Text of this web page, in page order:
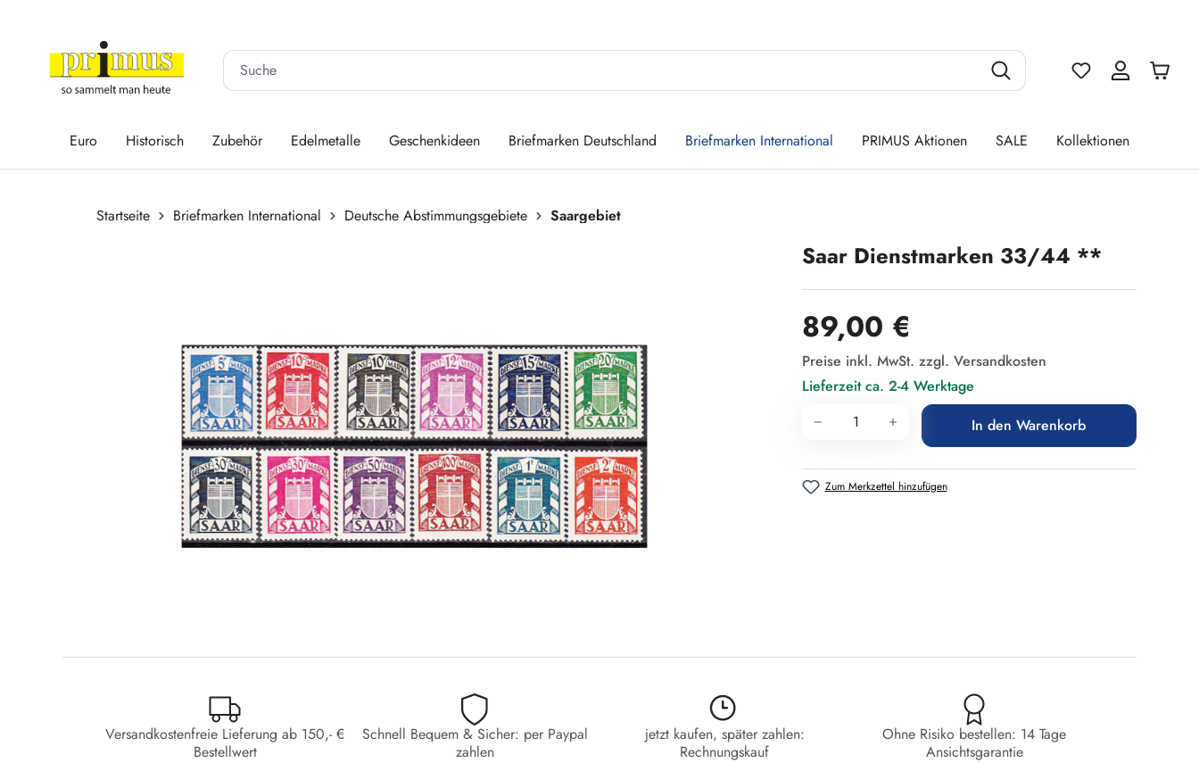
Du hast 0
Euro Historisch Zubehör Edelmetalle Geschenkideen Briefmarken Deutschland Briefmarken International PRIMUS Aktionen SALE Kollektionen
Startseite Briefmarken International Deutsche Abstimmungsgebiete
Saargebiet
Saar Dienstmarken 33/44 **
Regulärer Preis:
89,00 €
Preise inkl. MwSt. zzgl. Versandkosten
Lieferzeit ca. 2-4 Werktage
Produkt Anzahl: Gib den gewünschten
In den Warenkorb
Zum Merkzettel hinzufügen
Versandkostenfreie Lieferung ab 150,- €
Bestellwert
Schnell Bequem & Sicher: per Paypal
zahlen
jetzt kaufen, später zahlen:
Rechnungskauf
Ohne Risiko bestellen: 14 Tage
Ansichtsgarantie